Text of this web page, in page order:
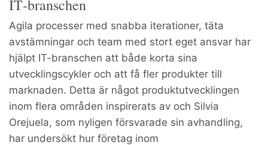
IT‑branschen
Agila processer med snabba iterationer, täta
avstämningar och team med stort eget ansvar har
hjälpt IT-branschen att både korta sina
utvecklingscykler och att få fler produkter till
marknaden. Detta är något produktutvecklingen
inom flera områden inspirerats av och Silvia
Orejuela, som nyligen försvarade sin avhandling,
har undersökt hur företag inom